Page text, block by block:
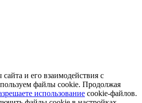
и его взаимодействия с
файлы cookie. Продолжая
использование cookie-файлов.